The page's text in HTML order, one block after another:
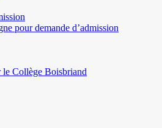
pour demande d’admission
Collège Boisbriand